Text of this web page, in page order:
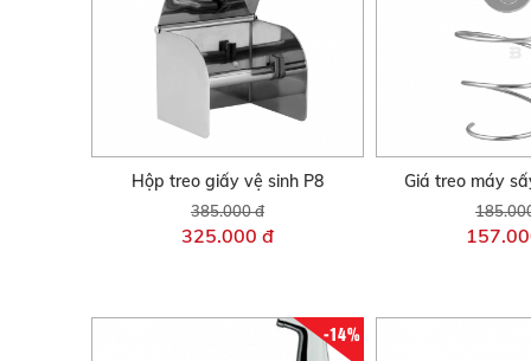
Hộp treo giấy vệ sinh P8
385.000 đ
325.000 đ
Giá treo máy
-14%